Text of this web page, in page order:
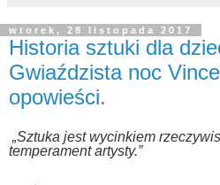
wtorek, 28 listopada 2017
Historia sztuki dla
Gwiaździsta noc
opowieści.
„Sztuka jest wycinkiem
temperament artysty.”